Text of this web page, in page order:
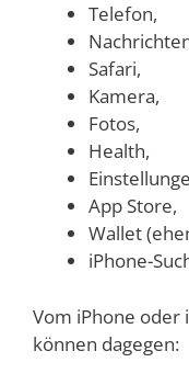
Telefon,
Safari,
Kamera,
Fotos,
Health,
App Store,
Wallet
iPhone-
Vom iPhone oder
können dagegen: